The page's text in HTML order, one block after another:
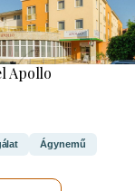
Apollo
Ágynemű